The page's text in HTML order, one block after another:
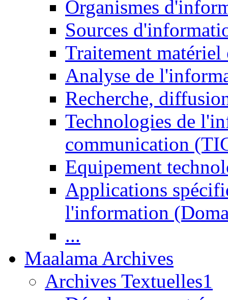
Organismes
Sources
Traitement matériel
Analyse de
Recherche,
Technologies de
communication
Equipement
Applications
l'information
...
Maalama Archives
Archives Textuelles1